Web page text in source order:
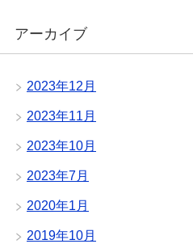
アーカイブ
2023年12月
2023年11月
2023年10月
2023年7月
2020年1月
2019年10月